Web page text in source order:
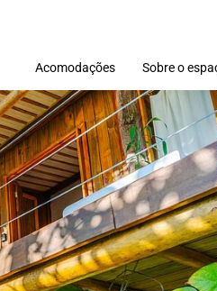
Acomodações Sobre o